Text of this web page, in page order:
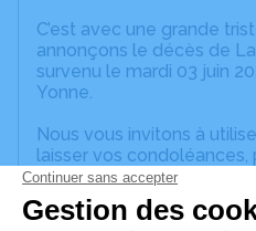
C’est avec une grande
annonçons le décès de
survenu le mardi 03 juin
Yonne.
Nous vous invitons à
laisser vos
souvenirs, une anecdote
à travers des poèmes ou
est un lieu d'expression